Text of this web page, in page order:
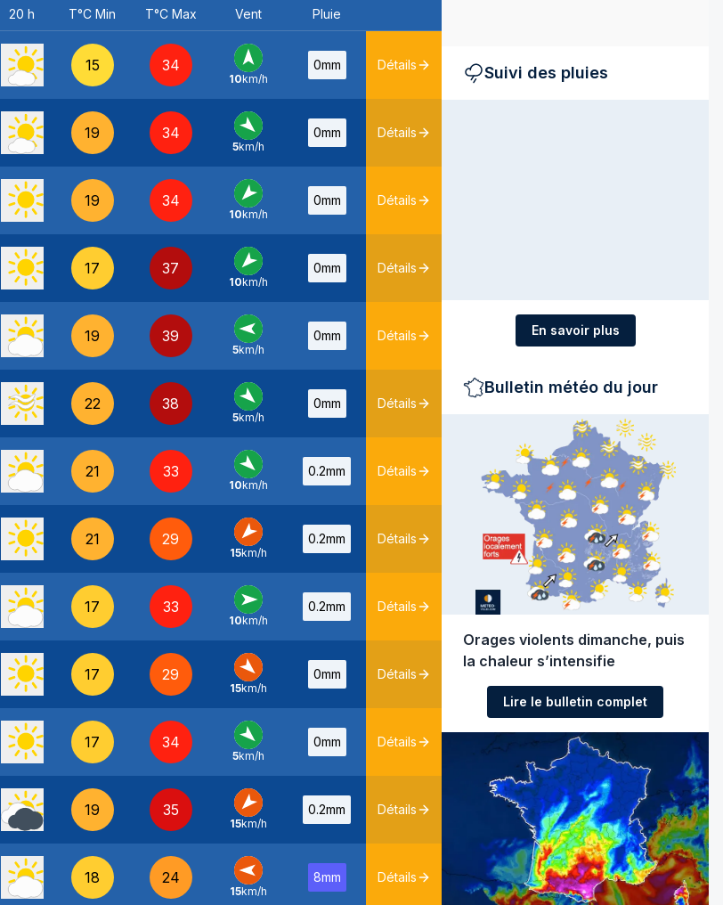
20 h T°C Min T°C Max Vent Pluie
15 34
S -
10km/h
0mm Détails
19 34
NO
5km/h
0mm Détails
19 34
NE -
10km/h
0mm Détails
17 37
NE -
10km/h
0mm Détails
19 39
E -
5km/h
0mm Détails
22 38
NO
5km/h
0mm Détails
21 33
NO -
10km/h
0.2mm Détails
21 29
NE -
15km/h
0.2mm Détails
17 33
O -
10km/h
0.2mm Détails
17 29
NO
15km/h
0mm Détails
17 34
NO
5km/h
0mm Détails
19 35
NE -
15km/h
0.2mm Détails
18 24
E -
15km/h
8mm Détails
Suivi des pluies
En savoir plus
Bulletin météo du jour
Orages violents dimanche, puis
la chaleur s’intensifie
Lire le bulletin complet